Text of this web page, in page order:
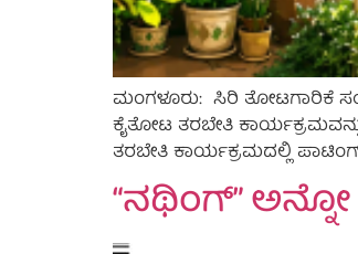
ಮಂಗಳೂರು: ಸಿರಿ ತೋಟಗಾರಿಕೆ
ಕೈತೋಟ ತರಬೇತಿ
ತರಬೇತಿ ಕಾರ್ಯಕ್ರಮದಲ್ಲಿ
“ನಥಿಂಗ್”